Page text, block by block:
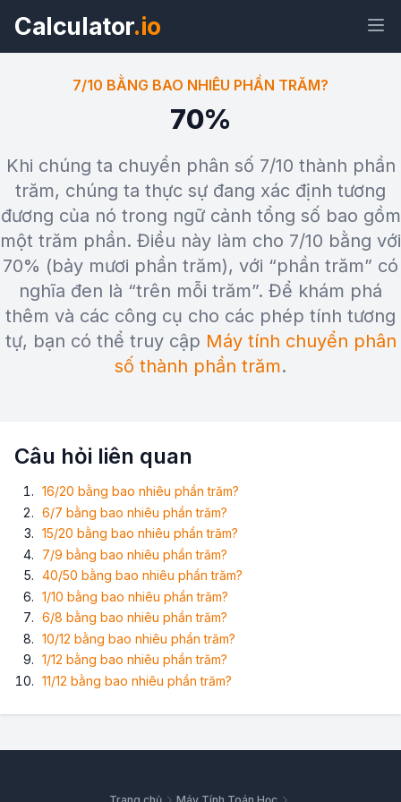
Calculator.io
kết
bản
Xem trước 7/10 bằng bao nhiêu
phần trăm? Tiện ích
7/10 BẰNG BAO NHIÊU PHẦN TRĂM?
70%
Khi chúng ta chuyển phân số 7/10 thành phần
trăm, chúng ta thực sự đang xác định tương
đương của nó trong ngữ cảnh tổng số bao gồm
một trăm phần. Điều này làm cho 7/10 bằng với
70% (bảy mươi phần trăm), với “phần trăm” có
nghĩa đen là “trên mỗi trăm”. Để khám phá
thêm và các công cụ cho các phép tính tương
tự, bạn có thể truy cập Máy tính chuyển phân
số thành phần trăm.
Câu hỏi liên quan
16/20 bằng bao nhiêu phần trăm?
6/7 bằng bao nhiêu phần trăm?
15/20 bằng bao nhiêu phần trăm?
7/9 bằng bao nhiêu phần trăm?
40/50 bằng bao nhiêu phần trăm?
1/10 bằng bao nhiêu phần trăm?
6/8 bằng bao nhiêu phần trăm?
10/12 bằng bao nhiêu phần trăm?
1/12 bằng bao nhiêu phần trăm?
11/12 bằng bao nhiêu phần trăm?